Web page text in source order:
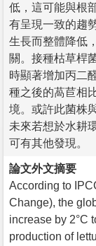
低，這可能與根
有呈現一致的趨
生長而整體降低
關。接種枯草桿
時顯著增加丙二
種之後的萵苣相
境。或許此菌株
未來若想於水耕
可有其他發現。
論文外文摘要
According to
Change), the
increase by 2°C
production of